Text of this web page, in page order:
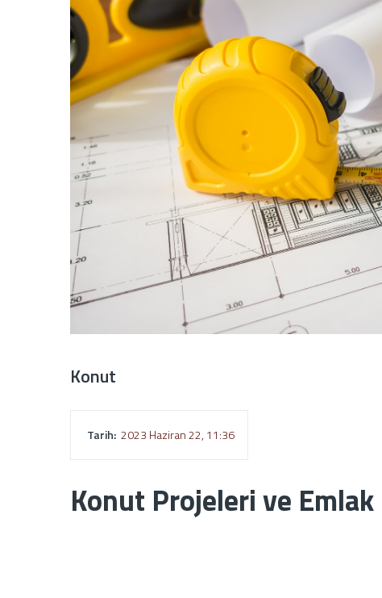
Konut
Tarih: 2023 Haziran 22, 11:36
Konut Projeleri ve